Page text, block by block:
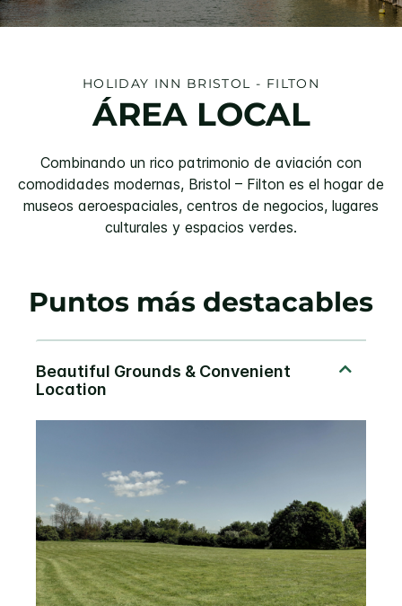
HOLIDAY INN BRISTOL - FILTON
ÁREA LOCAL
Combinando un rico patrimonio de aviación con
comodidades modernas, Bristol – Filton es el hogar de
museos aeroespaciales, centros de negocios, lugares
culturales y espacios verdes.
Puntos más destacables